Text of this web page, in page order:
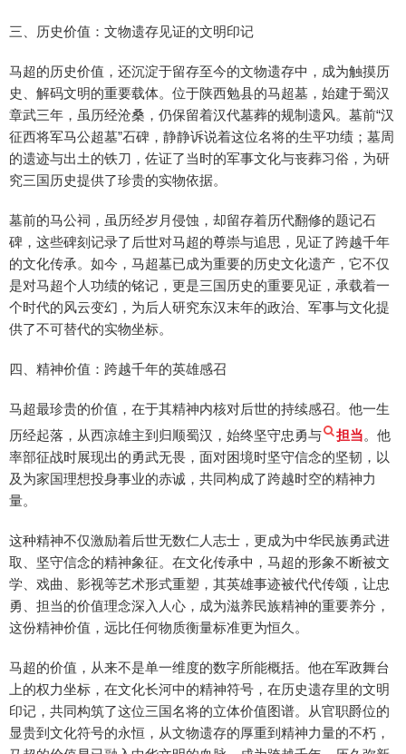
三、历史价值：文物遗存见证的文明印记
马超的历史价值，还沉淀于留存至今的文物遗存中，成为触摸历
史、解码文明的重要载体。位于陕西勉县的马超墓，始建于蜀汉
章武三年，虽历经沧桑，仍保留着汉代墓葬的规制遗风。墓前“汉
征西将军马公超墓”石碑，静静诉说着这位名将的生平功绩；墓周
的遗迹与出土的铁刀，佐证了当时的军事文化与丧葬习俗，为研
究三国历史提供了珍贵的实物依据。
墓前的马公祠，虽历经岁月侵蚀，却留存着历代翻修的题记石
碑，这些碑刻记录了后世对马超的尊崇与追思，见证了跨越千年
的文化传承。如今，马超墓已成为重要的历史文化遗产，它不仅
是对马超个人功绩的铭记，更是三国历史的重要见证，承载着一
个时代的风云变幻，为后人研究东汉末年的政治、军事与文化提
供了不可替代的实物坐标。
四、精神价值：跨越千年的英雄感召
马超最珍贵的价值，在于其精神内核对后世的持续感召。他一生
历经起落，从西凉雄主到归顺蜀汉，始终坚守忠勇与
担当。他
率部征战时展现出的勇武无畏，面对困境时坚守信念的坚韧，以
及为家国理想投身事业的赤诚，共同构成了跨越时空的精神力
量。
这种精神不仅激励着后世无数仁人志士，更成为中华民族勇武进
取、坚守信念的精神象征。在文化传承中，马超的形象不断被文
学、戏曲、影视等艺术形式重塑，其英雄事迹被代代传颂，让忠
勇、担当的价值理念深入人心，成为滋养民族精神的重要养分，
这份精神价值，远比任何物质衡量标准更为恒久。
马超的价值，从来不是单一维度的数字所能概括。他在军政舞台
上的权力坐标，在文化长河中的精神符号，在历史遗存里的文明
印记，共同构筑了这位三国名将的立体价值图谱。从官职爵位的
显贵到文化符号的永恒，从文物遗存的厚重到精神力量的不朽，